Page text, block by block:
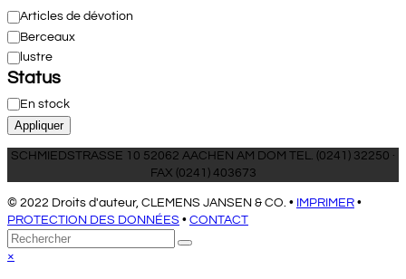
Catégorie
Articles de dévotion
Berceaux
lustre
Status
ÉtatEn stock
Appliquer
SCHMIEDSTRASSE 10 52062 AACHEN AM DOM TEL. (0241) 32250 ·
FAX (0241) 403673
© 2022 Droits d'auteur, CLEMENS JANSEN & CO. • IMPRIMER •
PROTECTION DES DONNÉES • CONTACT
Retour
au
Rechercher
Envoyer
×